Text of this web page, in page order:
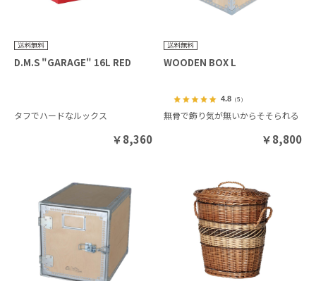
D.M.S "GARAGE" 16L RED
タフでハードなルックス
￥8,360
WOODEN BOX L
4.8 （5）
無骨で飾り気が無いからそそられる
￥8,800